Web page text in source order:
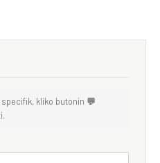
kliko butonin 💬